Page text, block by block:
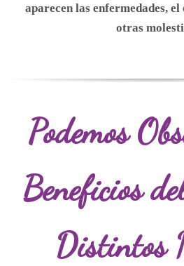
aparecen las enfermedades,
otras
Podemos
Beneficiosd
Distintos